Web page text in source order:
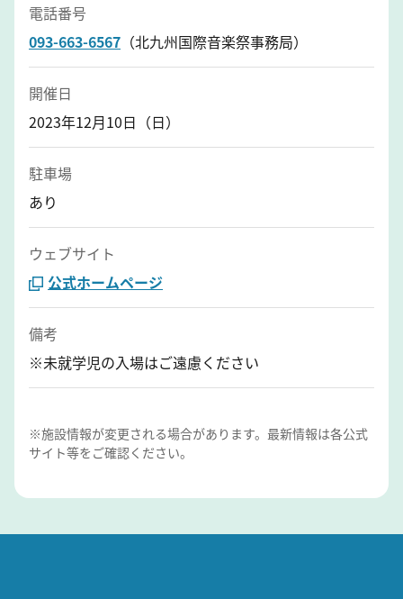
電話番号
093-663-6567 （北九州国際音楽祭事務局）
開催日
2023年12月10日（日）
駐車場
あり
ウェブサイト
公式ホームページ
備考
※未就学児の入場はご遠慮ください
※施設情報が変更される場合があります。最新情報は各公式
サイト等をご確認ください。